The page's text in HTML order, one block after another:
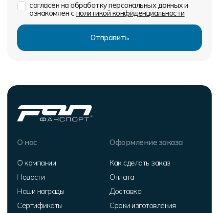
согласен на обработку персональных данных и
ознакомлен с политикой конфиденциальности
О нас
О компании
Новости
Наши награды
Сертификаты
Оформление заказа
Как сделать заказ
Оплата
Доставка
Сроки изготовления